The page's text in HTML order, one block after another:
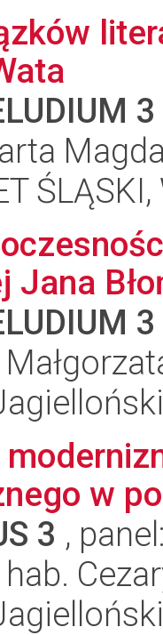
3
Jana
3
w
3 ,